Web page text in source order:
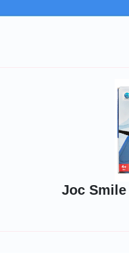
Joc Smile